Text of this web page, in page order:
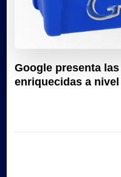
Google presenta
enriquecidas a